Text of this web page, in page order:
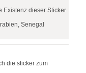
Existenz dieser Sticker
Senegal
die sticker zum